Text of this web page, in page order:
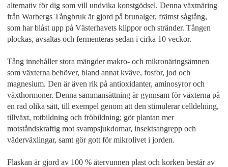
alternativ för dig som vill undvika konstgödsel. Denna växtnäring
från Warbergs Tångbruk är gjord på brunalger, främst sågtång,
som har blåst upp på Västerhavets klippor och stränder. Tången
plockas, avsaltas och fermenteras sedan i cirka 10 veckor.
Tång innehåller stora mängder makro- och mikronäringsämnen
som växterna behöver, bland annat kväve, fosfor, jod och
magnesium. Den är även rik på antioxidanter, aminosyror och
växthormoner. Denna sammansättning är gynnsam för växterna på
en rad olika sätt, till exempel genom att den stimulerar celldelning,
tillväxt, rotbildning och fröbildning; gör plantan mer
motståndskraftig mot svampsjukdomar, insektsangrepp och
väderväxlingar, samt gör gott för mikrolivet i jorden.
Flaskan är gjord av 100 % återvunnen plast och korken består av